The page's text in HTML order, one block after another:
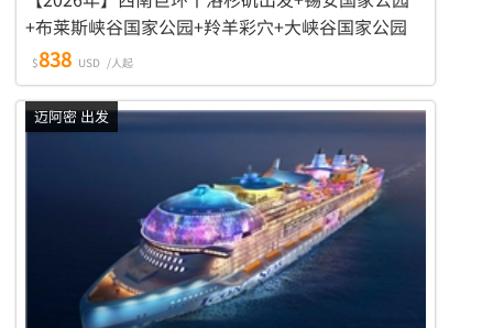
+布莱斯峡谷国家公园+羚羊彩穴+大峡谷国家公园
+拉斯维加斯 6日游
$838 USD /人起
迈阿密 出发